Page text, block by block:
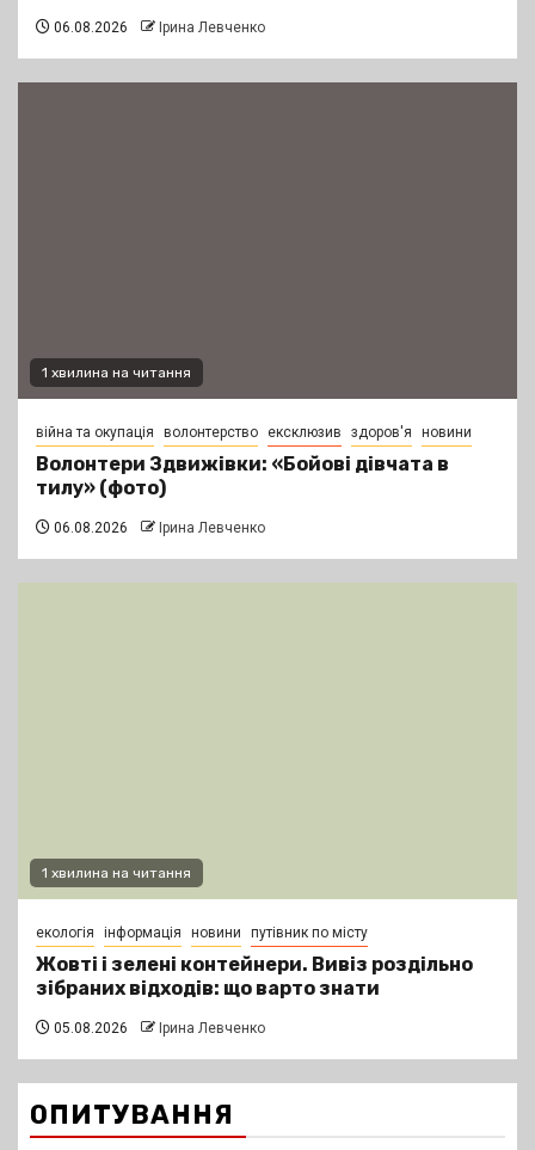
06.08.2026 Ірина Левченко
1 хвилина на читання
війна та окупація волонтерство ексклюзив здоров'я новини
Волонтери Здвижівки: «Бойові дівчата в
тилу» (фото)
06.08.2026 Ірина Левченко
1 хвилина на читання
екологія інформація новини путівник по місту
Жовті і зелені контейнери. Вивіз роздільно
зібраних відходів: що варто знати
05.08.2026 Ірина Левченко
ОПИТУВАННЯ